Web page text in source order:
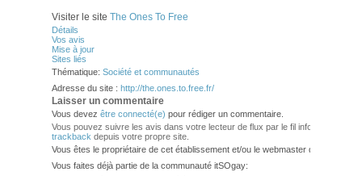
Visiter le site The Ones To Free
Détails
Vos avis
Mise à jour
Sites liés
Thématique: Société et communautés
Adresse du site : http://the.ones.to.free.fr/
Laisser un commentaire
Vous devez être connecté(e) pour rédiger un commentaire.
Vous pouvez suivre les avis dans votre lecteur de flux par le fil info
trackback depuis votre propre site.
Vous êtes le propriétaire de cet établissement et/ou le webmaster de ce site?
Vous faites déjà partie de la communauté itSOgay: